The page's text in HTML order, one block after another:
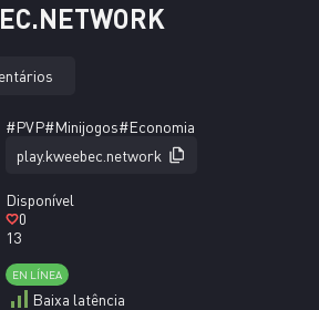
#PVP#Minijogos#Economia
play.kweebec.network
Disponível
0
13
EN LÍNEA
Baixa latência